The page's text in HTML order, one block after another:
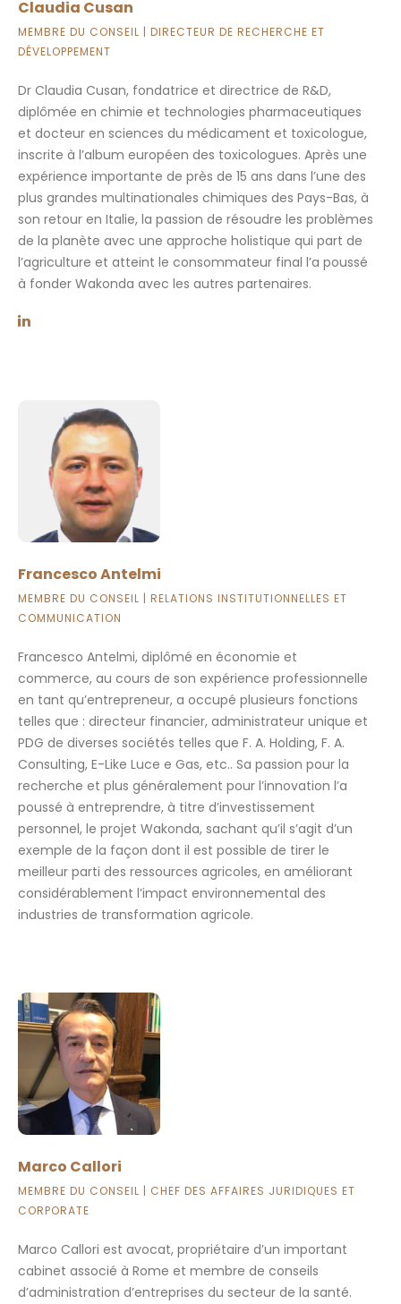
Claudia Cusan
MEMBRE DU CONSEIL | DIRECTEUR DE RECHERCHE ET
DÉVELOPPEMENT
Dr Claudia Cusan, fondatrice et directrice de R&D,
diplômée en chimie et technologies pharmaceutiques
et docteur en sciences du médicament et toxicologue,
inscrite à l’album européen des toxicologues. Après une
expérience importante de près de 15 ans dans l’une des
plus grandes multinationales chimiques des Pays-Bas, à
son retour en Italie, la passion de résoudre les problèmes
de la planète avec une approche holistique qui part de
l’agriculture et atteint le consommateur final l’a poussé
à fonder Wakonda avec les autres partenaires.
Francesco Antelmi
MEMBRE DU CONSEIL | RELATIONS INSTITUTIONNELLES ET
COMMUNICATION
Francesco Antelmi, diplômé en économie et
commerce, au cours de son expérience professionnelle
en tant qu’entrepreneur, a occupé plusieurs fonctions
telles que : directeur financier, administrateur unique et
PDG de diverses sociétés telles que F. A. Holding, F. A.
Consulting, E-Like Luce e Gas, etc.. Sa passion pour la
recherche et plus généralement pour l’innovation l’a
poussé à entreprendre, à titre d’investissement
personnel, le projet Wakonda, sachant qu’il s’agit d’un
exemple de la façon dont il est possible de tirer le
meilleur parti des ressources agricoles, en améliorant
considérablement l’impact environnemental des
industries de transformation agricole.
Marco Callori
MEMBRE DU CONSEIL | CHEF DES AFFAIRES JURIDIQUES ET
CORPORATE
Marco Callori est avocat, propriétaire d’un important
cabinet associé à Rome et membre de conseils
d’administration d’entreprises du secteur de la santé.